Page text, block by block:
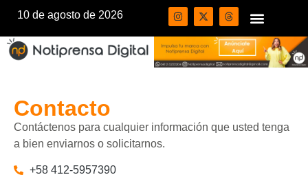
10 de agosto de 2026
Contacto
Contáctenos para cualquier información que usted tenga
a bien enviarnos o solicitarnos.
+58 412-5957390